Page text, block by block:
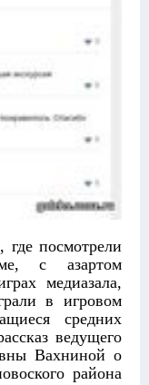
где посмотрели
с азартом
медиазала,
в игровом
средних
ведущего
Вахниной о
района